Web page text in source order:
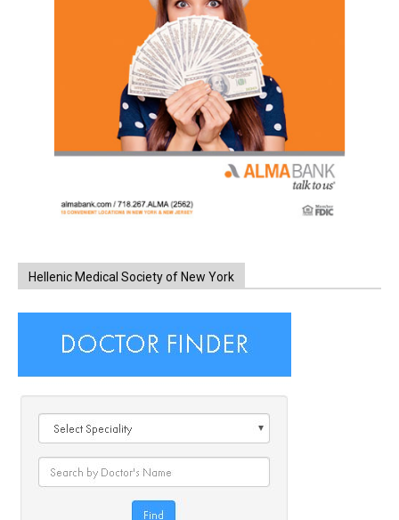
Hellenic Medical Society of New York